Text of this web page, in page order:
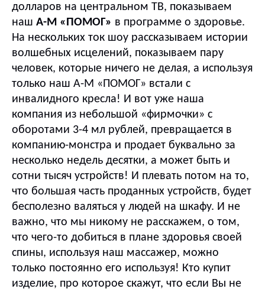
долларов на центральном ТВ, показываем
наш А-М «ПОМОГ» в программе о здоровье.
На нескольких ток шоу рассказываем истории
волшебных исцелений, показываем пару
человек, которые ничего не делая, а используя
только наш А-М «ПОМОГ» встали с
инвалидного кресла! И вот уже наша
компания из небольшой «фирмочки» с
оборотами 3-4 мл рублей, превращается в
компанию-монстра и продает буквально за
несколько недель десятки, а может быть и
сотни тысяч устройств! И плевать потом на то,
что большая часть проданных устройств, будет
бесполезно валяться у людей на шкафу. И не
важно, что мы никому не расскажем, о том,
что чего-то добиться в плане здоровья своей
спины, используя наш массажер, можно
только постоянно его используя! Кто купит
изделие, про которое скажут, что если Вы не